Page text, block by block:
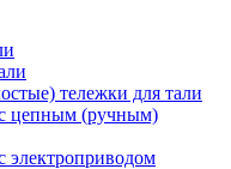
тележки для тали
цепным (ручным)
электроприводом